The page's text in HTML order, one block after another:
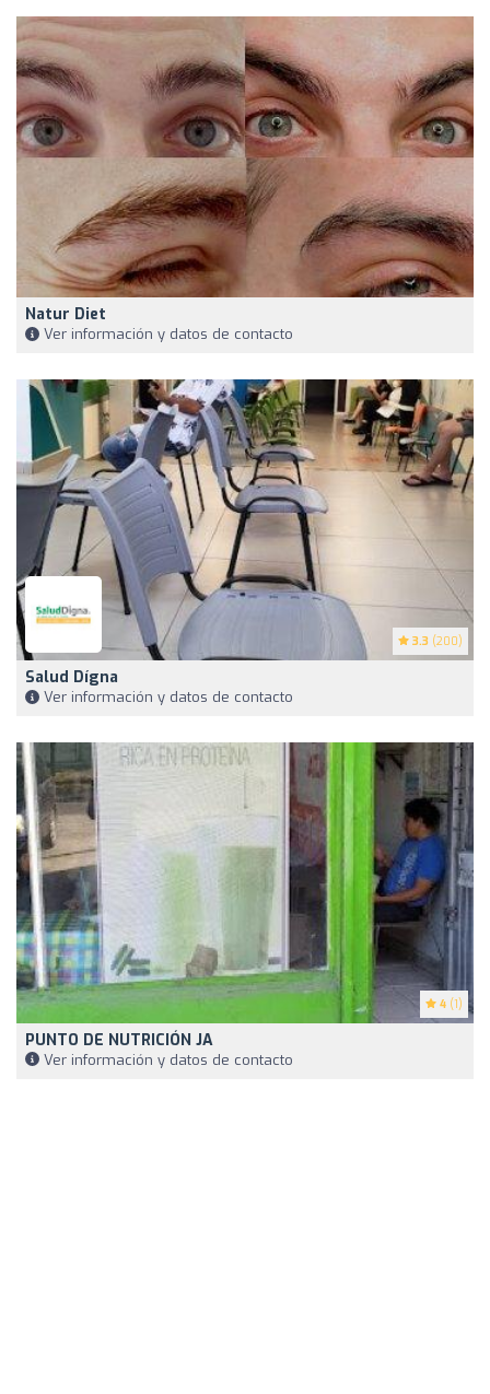
Natur Diet
Ver información y datos de contacto
3.3 (200)
Salud Dígna
Ver información y datos de contacto
4 (1)
PUNTO DE NUTRICIÓN JA
Ver información y datos de contacto